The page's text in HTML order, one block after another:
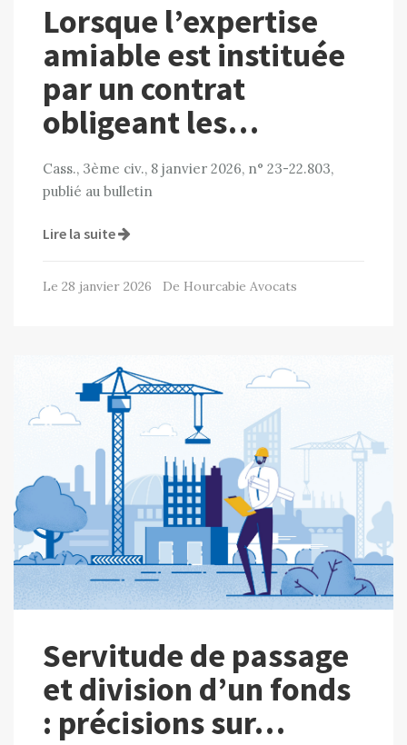
Lorsque l’expertise
amiable est instituée
par un contrat
obligeant les…
Cass., 3ème civ., 8 janvier 2026, n° 23-22.803,
publié au bulletin
Lire la suite
Le 28 janvier 2026 De Hourcabie Avocats
Servitude de passage
et division d’un fonds
: précisions sur…